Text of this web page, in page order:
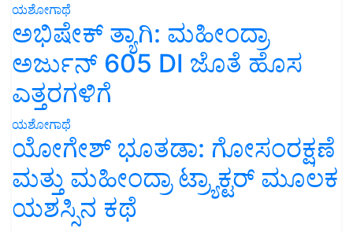
ಯಶೋಗಾಥೆ
ಅಭಿಷೇಕ್ ತ್ಯಾಗಿ: ಮಹೀಂದ್ರಾ
ಅರ್ಜುನ್ 605 DI ಜೊತೆ ಹೊಸ
ಎತ್ತರಗಳಿಗೆ
ಯಶೋಗಾಥೆ
ಯೋಗೇಶ್ ಭೂತಡಾ: ಗೋಸಂರಕ್ಷಣೆ
ಮತ್ತು ಮಹೀಂದ್ರಾ ಟ್ರ್ಯಾಕ್ಟರ್ ಮೂಲಕ
ಯಶಸ್ಸಿನ ಕಥೆ